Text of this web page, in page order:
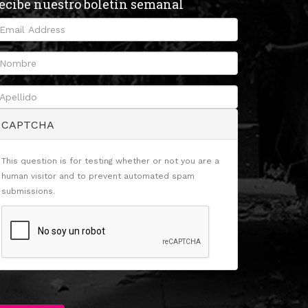
nuestro boletín semanal
CAPTCHA
This question is for testing whether or not you are a
human visitor and to prevent automated spam
submissions.